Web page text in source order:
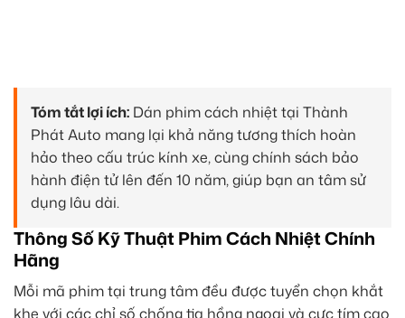
Tóm tắt lợi ích: Dán phim cách nhiệt tại Thành
Phát Auto mang lại khả năng tương thích hoàn
hảo theo cấu trúc kính xe, cùng chính sách bảo
hành điện tử lên đến 10 năm, giúp bạn an tâm sử
dụng lâu dài.
Thông Số Kỹ Thuật Phim Cách Nhiệt Chính
Hãng
Mỗi mã phim tại trung tâm đều được tuyển chọn khắt
khe với các chỉ số chống tia hồng ngoại và cực tím cao